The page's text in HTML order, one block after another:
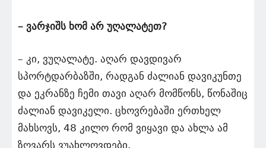
– ვარჯიშს ხომ არ უღალატეთ?
– კი, ვუღალატე. აღარ დავდივარ
სპორტდარბაზში, რადგან ძალიან დავიკუნთე
და ეკრანზე ჩემი თავი აღარ მომწონს, წონაშიც
ძალიან დავიკელი. ცხოვრებაში ერთხელ
მახსოვს, 48 კილო რომ ვიყავი და ახლა ამ
ზღვარს ვუახლოვდები.